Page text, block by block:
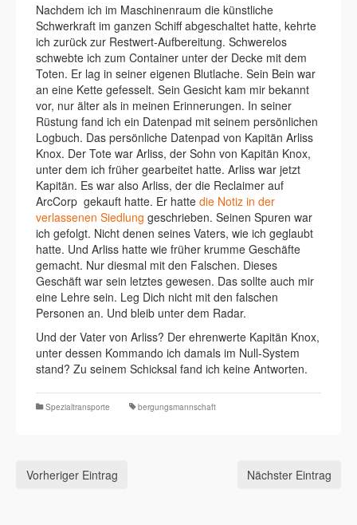
Nachdem ich im Maschinenraum die künstliche
Schwerkraft im ganzen Schiff abgeschaltet hatte, kehrte
ich zurück zur Restwert-Aufbereitung. Schwerelos
schwebte ich zum Container unter der Decke mit dem
Toten. Er lag in seiner eigenen Blutlache. Sein Bein war
an eine Kette gefesselt. Sein Gesicht kam mir bekannt
vor, nur älter als in meinen Erinnerungen. In seiner
Rüstung fand ich ein Datenpad mit seinem persönlichen
Logbuch. Das persönliche Datenpad von Kapitän Arliss
Knox. Der Tote war Arliss, der Sohn von Kapitän Knox,
unter dem ich früher gearbeitet hatte. Arliss war jetzt
Kapitän. Es war also Arliss, der die Reclaimer auf
ArcCorp gekauft hatte. Er hatte die Notiz in der
verlassenen Siedlung geschrieben. Seinen Spuren war
ich gefolgt. Nicht denen seines Vaters, wie ich geglaubt
hatte. Und Arliss hatte wie früher krumme Geschäfte
gemacht. Nur diesmal mit den Falschen. Dieses
Geschäft war sein letztes gewesen. Das sollte auch mir
eine Lehre sein. Leg Dich nicht mit den falschen
Personen an. Und bleib unter dem Radar.
Und der Vater von Arliss? Der ehrenwerte Kapitän Knox,
unter dessen Kommando ich damals im Null-System
stand? Zu seinem Schicksal fand ich keine Antworten.
Spezialtransporte bergungsmannschaft
Vorheriger Eintrag Nächster Eintrag